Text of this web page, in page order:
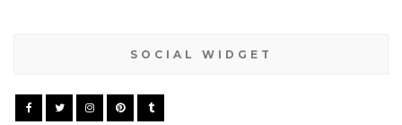
SOCIAL WIDGET